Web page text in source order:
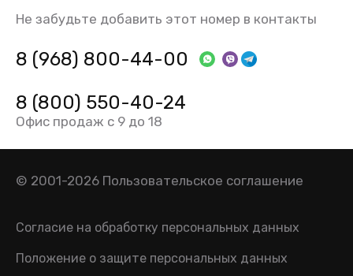
Не забудьте добавить этот номер в контакты
8 (968) 800-44-00
8 (800) 550-40-24
Офис продаж с 9 до 18
© 2001-2026 Пользовательское соглашение
Согласие на обработку персональных данных
Положение о защите персональных данных